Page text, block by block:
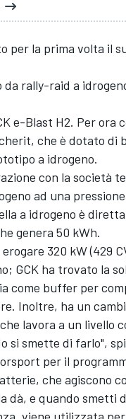
per la prima volta il
rally-raid a
e-Blast H2. Per ora
che è dotato di
a idrogeno.
con la società
ad una
a idrogeno è
genera 50 kWh.
320 kW (429
GCK ha trovato la
come buffer per
Inoltre, ha un
lavora a un livello
si smette di farlo",
per il
che agiscono
e quando smetti